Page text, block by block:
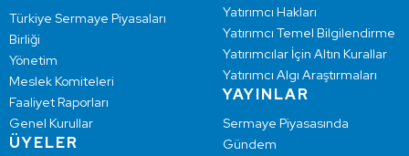
Türkiye Sermaye Piyasaları
Birliği
Yönetim
Meslek Komiteleri
Faaliyet Raporları
Genel Kurullar
ÜYELER
Yatırımcı Hakları
Yatırımcı Temel Bilgilendirme
Yatırımcılar İçin Altın Kurallar
Yatırımcı Algı Araştırmaları
YAYINLAR
Sermaye Piyasasında
Gündem